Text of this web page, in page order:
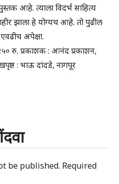
आहे. त्याला विदर्भ साहित्य
झाला हे योग्यच आहे. तो पुढील
अपेक्षा.
रु. प्रकाशक : आनंद प्रकाशन,
: भाऊ दांदडे, नागपूर
be published. Required